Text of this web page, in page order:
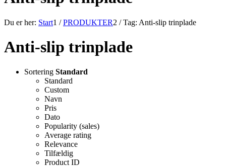
Du er her: Start1 / PRODUKTER2 / Tag: Anti-slip trinplade
Anti-slip trinplade
Sortering Standard
Standard
Custom
Navn
Pris
Dato
Popularity (sales)
Average rating
Relevance
Tilfældig
Product ID